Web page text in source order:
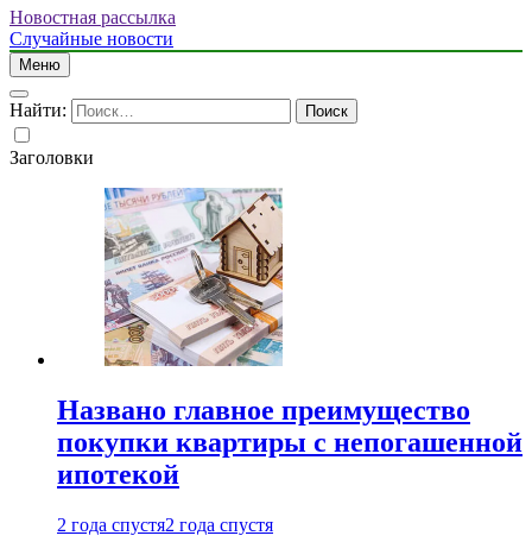
Новостная рассылка
Случайные новости
Меню
Найти:
Заголовки
Названо главное преимущество
покупки квартиры с непогашенной
ипотекой
2 года спустя2 года спустя